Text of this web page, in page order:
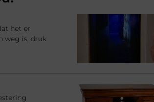
het er
weg is, druk